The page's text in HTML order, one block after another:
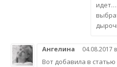
идет…
Ангелина 04.08.2017
Вот добавила в